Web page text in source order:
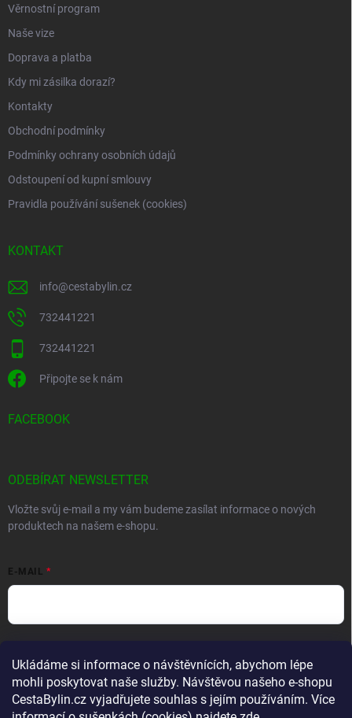
Ukládáme si informace o návštěvnících, abychom lépe
mohli poskytovat naše služby. Návštěvou našeho e-shopu
CestaBylin.cz vyjadřujete souhlas s jejím používáním. Více
Věrnostní program
Naše vize
Doprava a platba
Kdy mi zásilka dorazí?
Kontakty
Obchodní podmínky
Podmínky ochrany osobních údajů
Odstoupení od kupní smlouvy
Pravidla používání sušenek (cookies)
KONTAKT
info@cestabylin.cz
732441221
732441221
Připojte se k nám
FACEBOOK
ODEBÍRAT NEWSLETTER
Vložte svůj e-mail a my vám budeme zasílat informace o nových
produktech na našem e-shopu.
E-MAIL
Přihlásit se